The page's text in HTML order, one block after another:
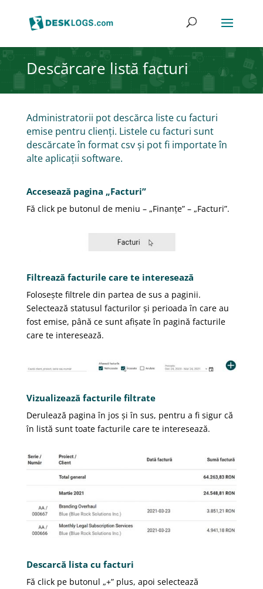
Descărcare listă facturi
Administratorii pot descărca liste cu facturi
emise pentru clienți. Listele cu facturi sunt
descărcate în format csv și pot fi importate în
alte aplicații software.
Accesează pagina „Facturi”
Fă click pe butonul de meniu – „Finanțe” – „Facturi”.
Filtrează facturile care te interesează
Folosește filtrele din partea de sus a paginii.
Selectează statusul facturilor și perioada în care au
fost emise, până ce sunt afișate în pagină facturile
care te interesează.
Vizualizează facturile filtrate
Derulează pagina în jos și în sus, pentru a fi sigur că
în listă sunt toate facturile care te interesează.
Descarcă lista cu facturi
Fă click pe butonul „+” plus, apoi selectează